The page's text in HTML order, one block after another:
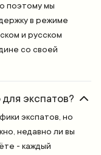
поэтому мы
в режиме
и русском
со своей
экспатов?
экспатов, но
недавно ли вы
- каждый